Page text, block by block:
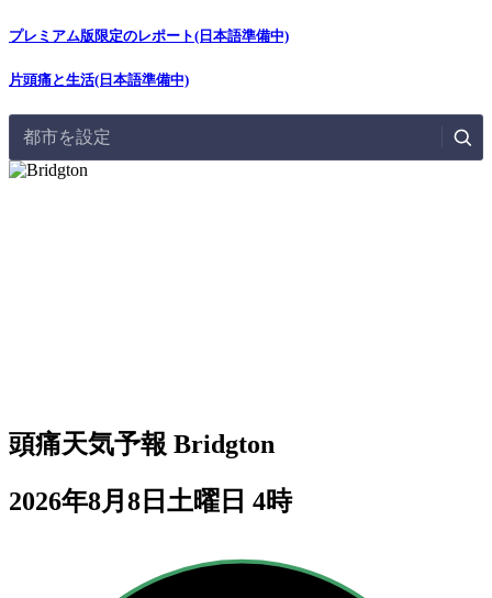
プレミアム版限定のレポート(日本語準備中)
片頭痛と生活(日本語準備中)
都市を設定
頭痛天気予報 Bridgton
2026年8月8日土曜日 4時